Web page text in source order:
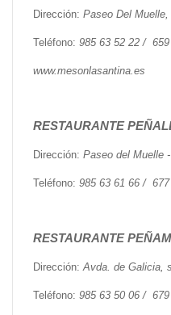
Dirección: Paseo Del
Teléfono: 985 63 52 22 /
www.mesonlasantina.es
RESTAURANTE
Dirección: Paseo del Muelle
Teléfono: 985 63 61 66 /
RESTAURANTE
Dirección: Avda. de Galicia,
Teléfono: 985 63 50 06 /